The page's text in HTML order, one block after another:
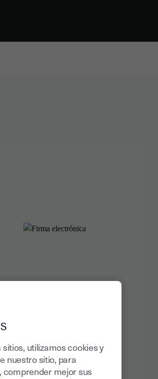
sitios, utilizamos cookies y
nuestro sitio, para
comprender mejor sus